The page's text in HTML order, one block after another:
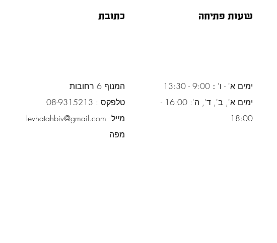
כתובת שעות פתיחה
המנוף 6 רחובות
טלפקס : 08-9315213
מייל: levhatahbiv@gmail.com
מפה
ימים א' - ו' :
ימים א', ב', ד', ה': 16:00 -
18:00